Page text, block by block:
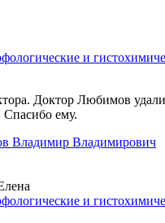
и
Доктор Любимов
ему.
Владимир Владимирович
и